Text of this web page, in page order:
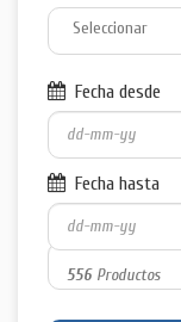
Fecha desde
Fecha hasta
556Productos